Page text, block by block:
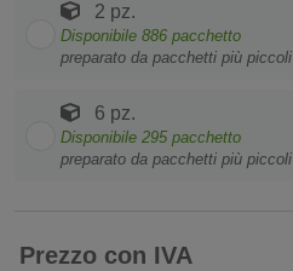
2 pz.
Disponibile 886 pacchetto
preparato da pacchetti più piccoli
6 pz.
Disponibile 295 pacchetto
preparato da pacchetti più piccoli
Prezzo con IVA